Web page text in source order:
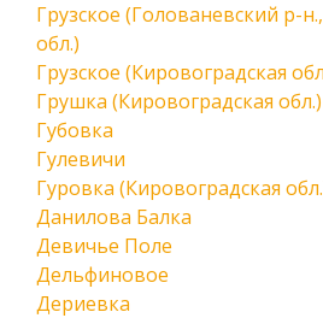
Грузское (Голованевский р-
обл.)
Грузское (Кировоградская
Грушка (Кировоградская обл.)
Губовка
Гулевичи
Гуровка (Кировоградская
Данилова Балка
Девичье Поле
Дельфиновое
Дериевка